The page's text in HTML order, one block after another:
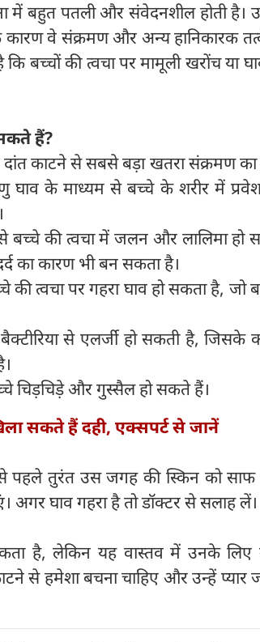
में बहुत पतली और संवेदनशील होती है।
कारण वे संक्रमण और अन्य हानिकारक
बच्चों की त्वचा पर मामूली खरोंच या
हैं?
दांत काटने से सबसे बड़ा खतरा संक्रमण का
घाव के माध्यम से बच्चे के शरीर में
बच्चे की त्वचा में जलन और लालिमा हो
का कारण भी बन सकता है।
त्वचा पर गहरा घाव हो सकता है, जो
से एलर्जी हो सकती है, जिसके
चिड़चिड़े और गुस्सैल हो सकते हैं।
सकते हैं दही, एक्सपर्ट से जानें
तुरंत उस जगह की स्किन को साफ
अगर घाव गहरा है तो डॉक्टर से सलाह लें।
है, लेकिन यह वास्तव में उनके लिए
से हमेशा बचना चाहिए और उन्हें प्यार